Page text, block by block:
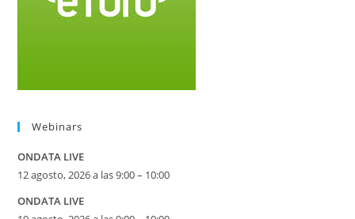
Webinars
ONDATA LIVE
12 agosto, 2026 a las 9:00 – 10:00
ONDATA LIVE